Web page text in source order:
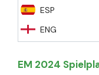
ESP
ENG
EM 2024